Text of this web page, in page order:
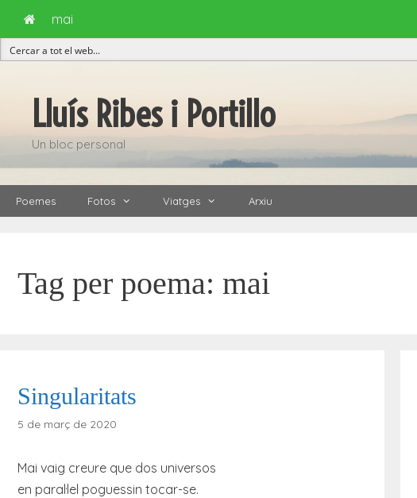
Lluís Ribes i Portillo
Un bloc personal
Poemes Fotos Viatges Arxiu
Tag per poema: mai
Singularitats
5 de març de 2020
Mai vaig creure que dos universos
en paral·lel poguessin tocar-se.
mai